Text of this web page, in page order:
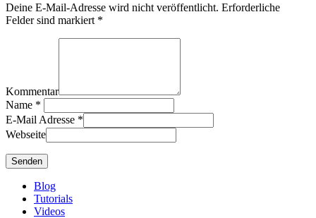
Deine E-Mail-Adresse wird nicht veröffentlicht. Erforderliche
Felder sind markiert *
Kommentar
Name *
E-Mail Adresse *
Webseite
Blog
Tutorials
Videos